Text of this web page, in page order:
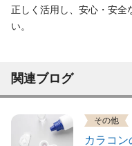
正しく活用し、安心・安全
い。
関連ブログ
その他
カラコ